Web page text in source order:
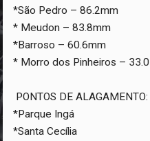
*São Pedro – 86.2mm
* Meudon – 83.8mm
*Barroso – 60.6mm
* Morro dos Pinheiros – 33.0
PONTOS DE ALAGAMENTO:
*Parque Ingá
*Santa Cecília